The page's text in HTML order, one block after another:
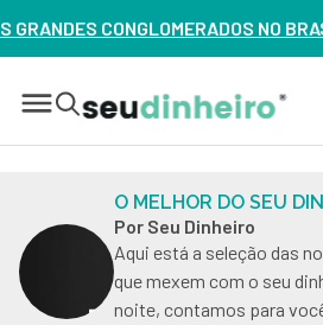
NO BRASIL? VEJA ERROS DE 3
O MELHOR DO SEU
Por Seu Dinheiro
Aqui está a seleção das
que mexem com o seu
noite, contamos para